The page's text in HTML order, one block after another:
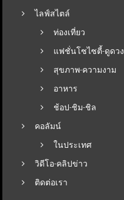
ไลฟ์สไตล์
ท่องเที่ยว
แฟชั่นโซไซตี้-ดูดวง
สุขภาพ-ความงาม
อาหาร
ช้อป-ชิม-ชิล
คอลัมน์
ในประเทศ
วิดีโอ-คลิปข่าว
ติดต่อเรา